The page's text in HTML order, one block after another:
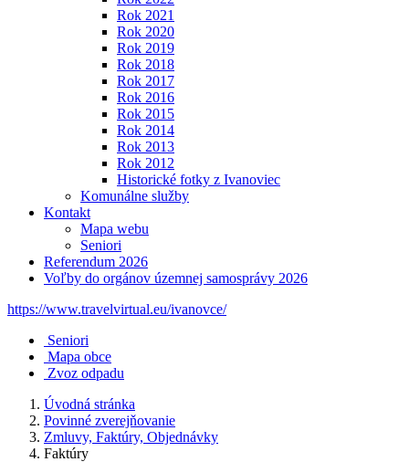
Rok 2021
Rok 2020
Rok 2019
Rok 2018
Rok 2017
Rok 2016
Rok 2015
Rok 2014
Rok 2013
Rok 2012
Historické fotky z Ivanoviec
Komunálne služby
Kontakt
Mapa webu
Seniori
Referendum 2026
Voľby do orgánov územnej samosprávy 2026
https://www.travelvirtual.eu/ivanovce/
Seniori
Mapa obce
Zvoz odpadu
Úvodná stránka
Povinné zverejňovanie
Zmluvy, Faktúry, Objednávky
Faktúry